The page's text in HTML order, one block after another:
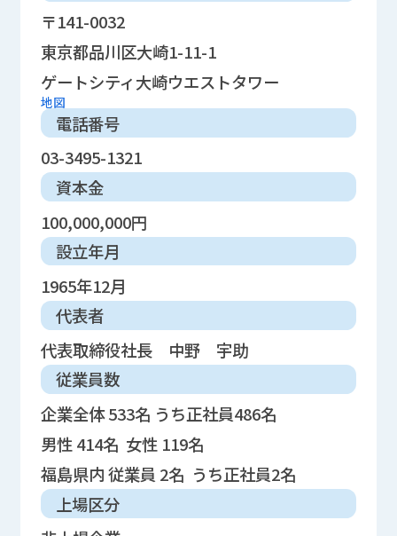
〒141-0032
東京都品川区大崎1-11-1
ゲートシティ大崎ウエストタワー
地図
電話番号
03-3495-1321
資本金
100,000,000円
設立年月
1965年12月
代表者
代表取締役社長 中野 宇助
従業員数
企業全体 533名 うち正社員486名
男性 414名 女性 119名
福島県内 従業員 2名 うち正社員2名
上場区分